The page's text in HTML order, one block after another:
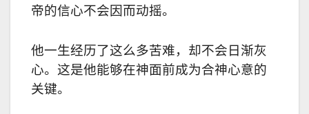
帝的信心不会因而动摇。
他一生经历了这么多苦难，却不会日渐灰
心。这是他能够在神面前成为合神心意的
关键。